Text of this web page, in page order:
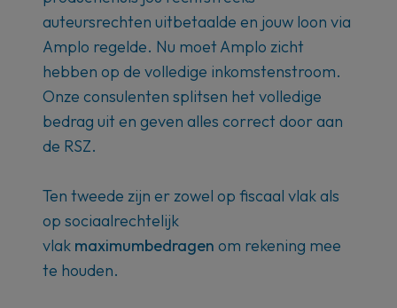
auteursrechten uitbetaalde en jouw loon via
Amplo regelde. Nu moet Amplo zicht
hebben op de volledige inkomstenstroom.
Onze consulenten splitsen het volledige
bedrag uit en geven alles correct door aan
de RSZ.
Ten tweede zijn er zowel op fiscaal vlak als
op sociaalrechtelijk
vlak maximumbedragen om rekening mee
te houden.